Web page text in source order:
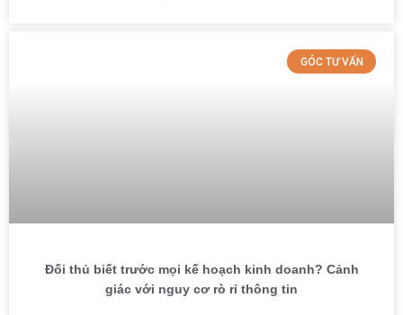
GÓC TƯ VẤN
Đối thủ biết trước mọi kế hoạch kinh doanh? Cảnh
giác với nguy cơ rò rỉ thông tin